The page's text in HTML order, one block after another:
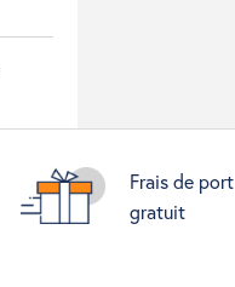
Frais de port
gratuit